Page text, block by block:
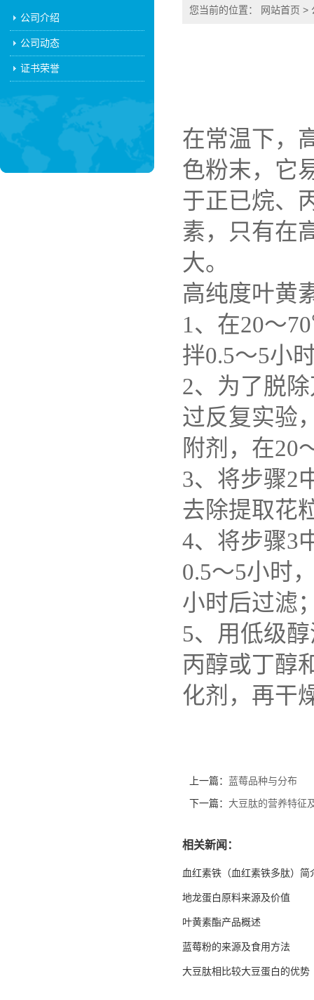
公司介绍
公司动态
证书荣誉
您当前的位置： 网站首页 >
在常温下，
色粉末，它
于正已烷、
素，只有在
大。
高纯度叶黄
1、在20～
拌0.5～5小
2、为了脱
过反复实验
附剂，在20
3、将步骤2
去除提取花
4、将步骤3
0.5～5小时
小时后过滤
5、用低级
丙醇或丁醇
化剂，再干
上一篇： 蓝莓品种与分布
下一篇： 大豆肽的营养特征
相关新闻：
血红素铁（血红素铁多肽）简
地龙蛋白原料来源及价值
叶黄素酯产品概述
蓝莓粉的来源及食用方法
大豆肽相比较大豆蛋白的优势